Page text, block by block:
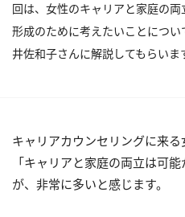
回は、女性のキャリアと家庭の
形成のために考えたいことにつ
井佐和子さんに解説してもらいま
キャリアカウンセリングに来る
「キャリアと家庭の両立は可
が、非常に多いと感じます。